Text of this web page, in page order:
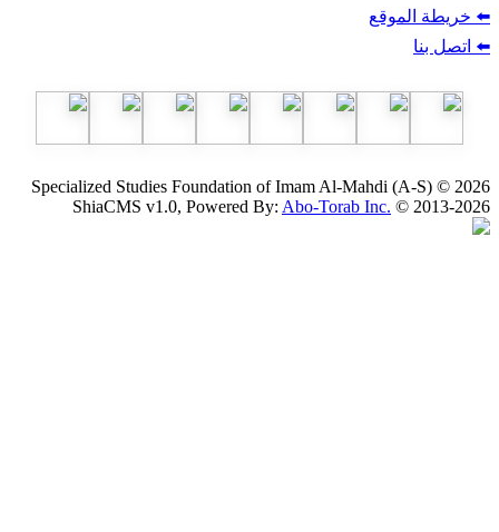
Specialized Studies Foundation of Imam Al-
ShiaCMS v1.0, Powered By:Abo-Torab Inc.